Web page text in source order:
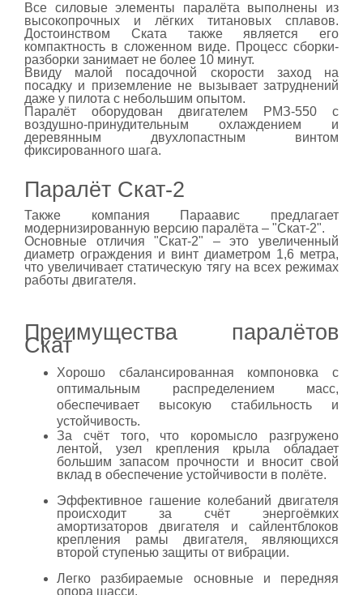
Все силовые элементы паралёта выполнены из
высокопрочных и лёгких титановых сплавов.
Достоинством Ската также является его
компактность в сложенном виде. Процесс сборки-
разборки занимает не более 10 минут.
Ввиду малой посадочной скорости заход на
посадку и приземление не вызывает затруднений
даже у пилота с небольшим опытом.
Паралёт оборудован двигателем РМЗ-550 с
воздушно-принудительным охлаждением и
деревянным двухлопастным винтом
фиксированного шага.
Паралёт Скат-2
Также компания Параавис предлагает
модернизированную версию паралёта – "Скат-2".
Основные отличия "Скат-2" – это увеличенный
диаметр ограждения и винт диаметром 1,6 метра,
что увеличивает статическую тягу на всех режимах
работы двигателя.
Преимущества паралётов
Скат
Хорошо сбалансированная компоновка с
оптимальным распределением масс,
обеспечивает высокую стабильность и
устойчивость.
За счёт того, что коромысло разгружено
лентой, узел крепления крыла обладает
большим запасом прочности и вносит свой
вклад в обеспечение устойчивости в полёте.
Эффективное гашение колебаний двигателя
происходит за счёт энергоёмких
амортизаторов двигателя и сайлентблоков
крепления рамы двигателя, являющихся
второй ступенью защиты от вибрации.
Легко разбираемые основные и передняя
опора шасси.